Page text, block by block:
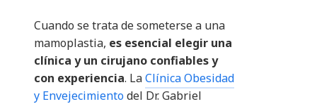
Cuando se trata de someterse a una
mamoplastia, es esencial elegir una
clínica y un cirujano confiables y
con experiencia. LaClínica Obesidad
y Envejecimientodel Dr. Gabriel